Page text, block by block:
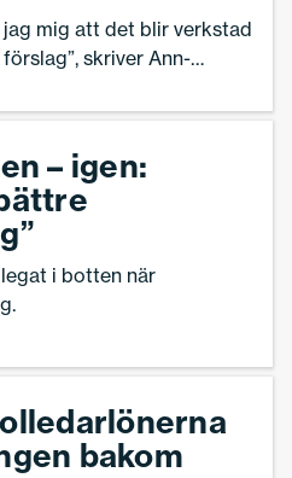
jag mig att det blir verkstad
skriver Ann-
– igen:
i botten när
bakom